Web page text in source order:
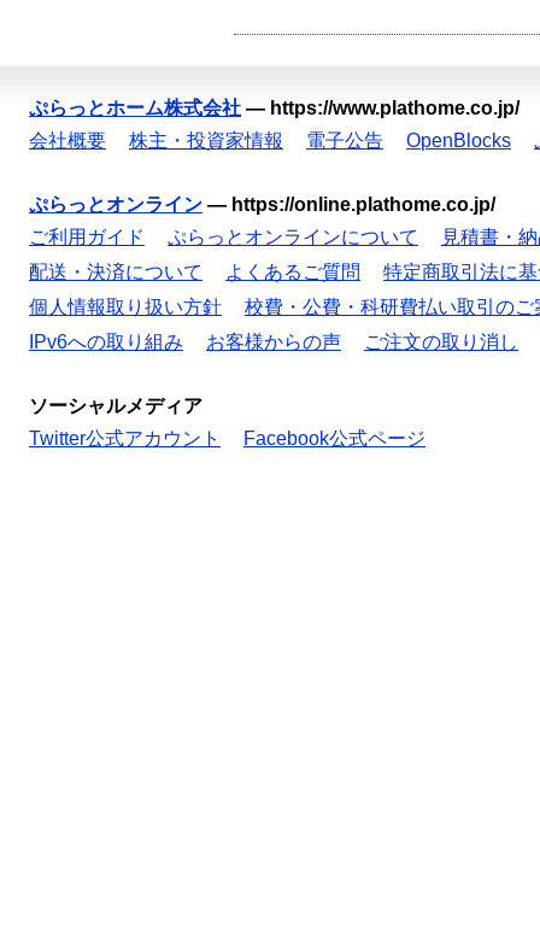
ぷらっとホーム株式会社 — https://www.plathome.co.jp/
会社概要
株主・投資家情報 電子公告 OpenBlocks
ぷらっとオンライン — https://online.plathome.co.jp/
ご利用ガイド
ぷらっとオンラインについて
見積書・
配送・決済について
よくあるご質問
特定商取引法に
個人情報取り扱い方針
校費・公費・科研費払い取引のご
IPv6への取り組み
お客様からの声 ご注文の取り消し
ソーシャルメディア
Twitter公式アカウント
Facebook公式ページ